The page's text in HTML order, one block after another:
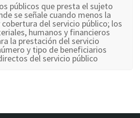
públicos que presta el sujeto
se señale cuando menos la
del servicio público; los
humanos y financieros
la prestación del servicio
y tipo de beneficiarios
del servicio público